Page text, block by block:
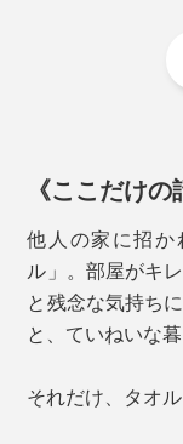
臭わないという
山田さんのネー
いがちな洗面所
《ここだけ
他人の家に招
ル」。部屋がキ
と残念な気持ち
と、ていねいな
それだけ、タオ